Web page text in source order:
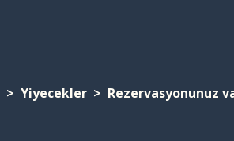
Yiyecekler Rezervasyonunuz